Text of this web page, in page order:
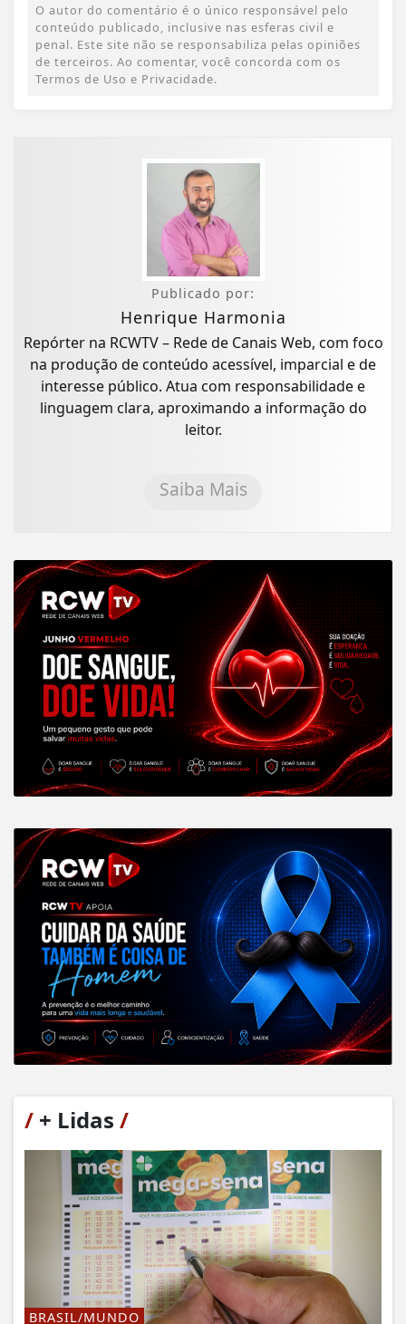
O autor do comentário é o único responsável pelo
conteúdo publicado, inclusive nas esferas civil e
penal. Este site não se responsabiliza pelas opiniões
de terceiros. Ao comentar, você concorda com os
Termos de Uso e Privacidade.
Publicado por:
Henrique Harmonia
Repórter na RCWTV – Rede de Canais Web, com foco
na produção de conteúdo acessível, imparcial e de
interesse público. Atua com responsabilidade e
linguagem clara, aproximando a informação do
leitor.
Saiba Mais
/ + Lidas /
BRASIL/MUNDO